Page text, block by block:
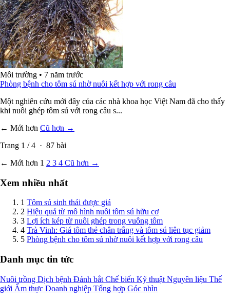
Môi trường • 7 năm trước
Phòng bệnh cho tôm sú nhờ nuôi kết hợp với rong câu
Một nghiên cứu mới đây của các nhà khoa học Việt Nam đã cho thấy
khi nuôi ghép tôm sú với rong câu s...
← Mới hơn Cũ hơn →
Trang 1 /4 · 87 bài
← Mới hơn 1 2 3 4 Cũ hơn →
Xem nhiều nhất
1 Tôm sú sinh thái được giá
2 Hiệu quả từ mô hình nuôi tôm sú hữu cơ
3 Lợi ích kép từ nuôi ghép trong vuông tôm
4 Trà Vinh: Giá tôm thẻ chân trắng và tôm sú liên tục giảm
5 Phòng bệnh cho tôm sú nhờ nuôi kết hợp với rong câu
Danh mục tin tức
Nuôi trồng Dịch bệnh Đánh bắt Chế biến Kỹ thuật Nguyên liệu Thế
giới Ẩm thực Doanh nghiệp Tổng hợp Góc nhìn